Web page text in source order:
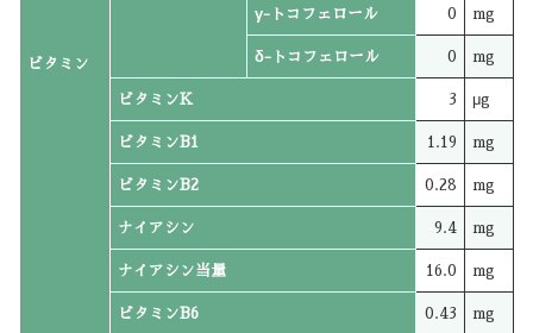
ビタミン
γ-トコフェロール 0 mg
δ-トコフェロール 0 mg
ビタミンK 3 μg
ビタミンB1 1.19 mg
ビタミンB2 0.28 mg
ナイアシン 9.4 mg
ナイアシン当量 16.0 mg
ビタミンB6 0.43 mg